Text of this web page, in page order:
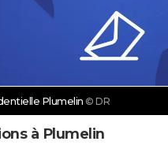
Plumelin © DR
à Plumelin